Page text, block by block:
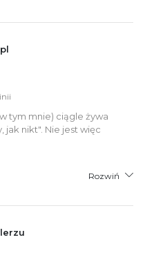
tym mnie) ciągle żywa
jak nikt". Nie jest więc
Rozwiń